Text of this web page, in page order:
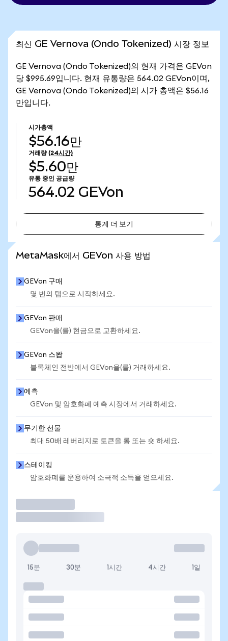
최신 GE Vernova (Ondo Tokenized) 시장 정보
GE Vernova (Ondo Tokenized)의 현재 가격은 GEVon
당 $995.69입니다. 현재 유통량은 564.02 GEVon이며,
GE Vernova (Ondo Tokenized)의 시가 총액은 $56.16
만입니다.
시가총액
$56.16만
거래량 (24시간)
$5.60만
유통 중인 공급량
564.02 GEVon
통계 더 보기
MetaMask에서 GEVon 사용 방법
GEVon 구매
몇 번의 탭으로 시작하세요.
GEVon 판매
GEVon을(를) 현금으로 교환하세요.
GEVon 스왑
블록체인 전반에서 GEVon을(를) 거래하세요.
예측
GEVon 및 암호화폐 예측 시장에서 거래하세요.
무기한 선물
최대 50배 레버리지로 토큰을 롱 또는 숏 하세요.
스테이킹
암호화폐를 운용하여 소극적 소득을 얻으세요.
15분 30분 1시간 4시간 1일